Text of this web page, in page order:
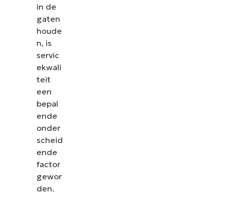
in de
gaten
houde
n, is
servic
ekwali
teit
een
bepal
ende
onder
scheid
ende
factor
gewor
den.